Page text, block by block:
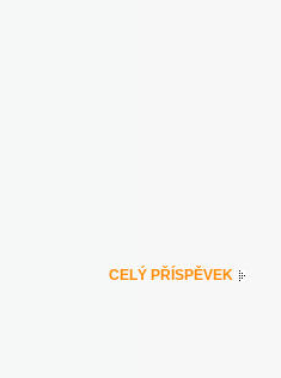
CELÝ PŘÍSPĚVEK